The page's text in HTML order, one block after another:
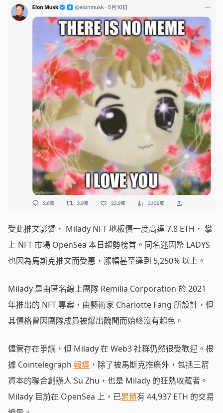
受此推文影響， Milady NFT 地板價一度高達 7.8 ETH， 攀
上 NFT 市場 OpenSea 本日趨勢榜首。同名迷因幣 LADYS
也因為馬斯克推文而受惠，漲幅甚至達到 5,250% 以上。
Milady 是由匿名線上團隊 Remilia Corporation 於 2021
年推出的 NFT 專案，由藝術家 Charlotte Fang 所設計，但
其價格曾因團隊成員被爆出醜聞而始終沒有起色。
儘管存在爭議，但 Milady 在 Web3 社群仍然很受歡迎。根
據 Cointelegraph 報導 ，除了被馬斯克推廣外，包括三箭
資本的聯合創辦人 Su Zhu，也是 Milady 的狂熱收藏者。
Milady 目前在 OpenSea 上，已累積有 44,937 ETH 的交易